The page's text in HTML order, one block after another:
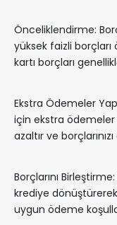
Önceliklendirme:
yüksek faizli
kartı borçları
Ekstra Ödemeler
için ekstra ödemeler
azaltır ve
Borçlarını
krediye
uygun ödeme